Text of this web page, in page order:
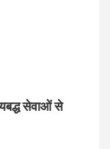
सेवाओं से